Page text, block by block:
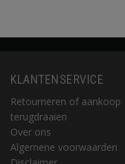
KLANTENSERVICE
Retourneren of aankoop
terugdraaien
Over ons
Algemene voorwaarden